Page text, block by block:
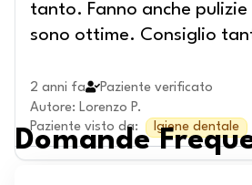
tanto. Fanno anche
sono ottime. Consiglio
2 anni fa
Paziente verificato
Autore: Lorenzo P.
Paziente visto da: Igiene dentale
Domande